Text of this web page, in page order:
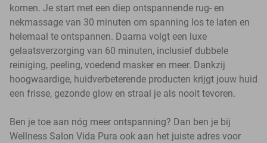
komen. Je start met een diep ontspannende rug- en
nekmassage van 30 minuten om spanning los te laten en
helemaal te ontspannen. Daarna volgt een luxe
gelaatsverzorging van 60 minuten, inclusief dubbele
reiniging, peeling, voedend masker en meer. Dankzij
hoogwaardige, huidverbeterende producten krijgt jouw huid
een frisse, gezonde glow en straal je als nooit tevoren.
Ben je toe aan nóg meer ontspanning? Dan ben je bij
Wellness Salon Vida Pura ook aan het juiste adres voor